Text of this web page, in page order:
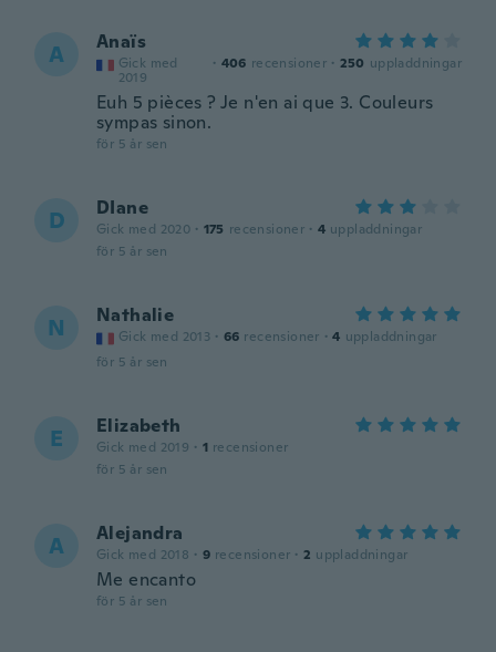
A Anaïs
Gick med
2019
· 406 recensioner · 250 uppladdningar
Euh 5 pièces ? Je n'en ai que 3. Couleurs
sympas sinon.
för 5 år sen
D DIane
Gick med 2020 · 175 recensioner · 4 uppladdningar
för 5 år sen
N Nathalie
Gick med 2013 · 66 recensioner · 4 uppladdningar
för 5 år sen
E Elizabeth
Gick med 2019 · 1 recensioner
för 5 år sen
A Alejandra
Gick med 2018 · 9 recensioner · 2 uppladdningar
Me encanto
för 5 år sen